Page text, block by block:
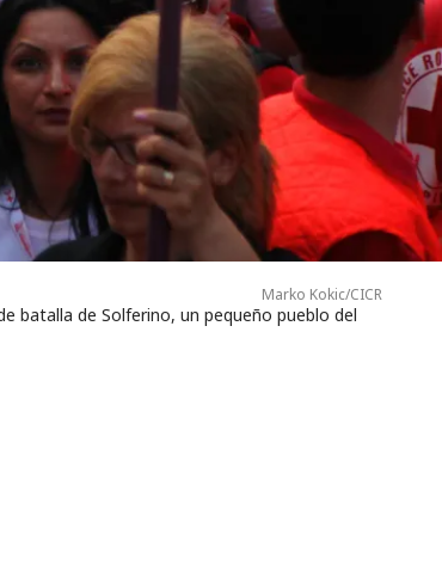
Marko Kokic/CICR
batalla de Solferino, un pequeño pueblo del